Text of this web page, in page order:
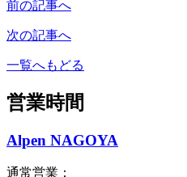
前の記事へ
次の記事へ
一覧へもどる
営業時間
Alpen NAGOYA
通常営業：